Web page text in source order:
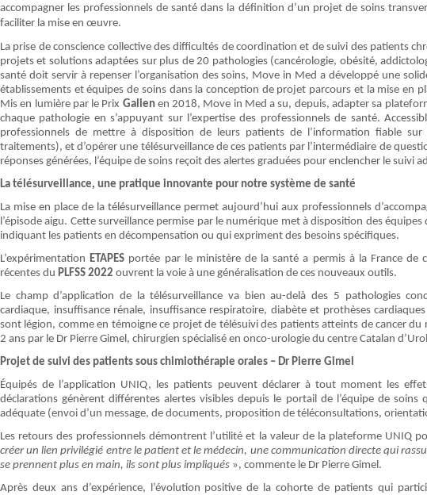
accompagner les professionnels de santé dans la définition d’un projet de soins
faciliter la mise en œuvre.
La prise de conscience collective des difficultés de coordination et de suivi des patients
projets et solutions adaptées sur plus de 20 pathologies (cancérologie, obésité,
santé doit servir à repenser l’organisation des soins, Move in Med a développé une
établissements et équipes de soins dans la conception de projet parcours et la mise en
Mis en lumière par le Prix Galien en 2018, Move in Med a su, depuis, adapter sa
chaque pathologie en s’appuyant sur l’expertise des professionnels de santé.
professionnels de mettre à disposition de leurs patients de l’information fiable
traitements), et d’opérer une télésurveillance de ces patients par l’intermédiaire de
réponses générées, l’équipe de soins reçoit des alertes graduées pour enclencher le suivi
La télésurveillance, une pratique innovante pour notre système de santé
La mise en place de la télésurveillance permet aujourd’hui aux professionnels
l’épisode aigu. Cette surveillance permise par le numérique met à disposition des
indiquant les patients en décompensation ou qui expriment des besoins spécifiques.
L’expérimentation ETAPES portée par le ministère de la santé a permis à la France
récentes du PLFSS 2022 ouvrent la voie à une généralisation de ces nouveaux outils.
Le champ d’application de la télésurveillance va bien au-delà des 5 pathologies
cardiaque, insuffisance rénale, insuffisance respiratoire, diabète et prothèses
sont légion, comme en témoigne ce projet de télésuivi des patients atteints de cancer
2 ans par le Dr Pierre Gimel, chirurgien spécialisé en onco-urologie du centre Catalan
Projet de suivi des patients sous chimiothérapie orales – Dr Pierre Gimel
Équipés de l’application UNIQ, les patients peuvent déclarer à tout moment les
déclarations génèrent différentes alertes visibles depuis le portail de l’équipe de
adéquate (envoi d’un message, de documents, proposition de téléconsultations,
Les retours des professionnels démontrent l’utilité et la valeur de la plateforme UNIQ
créer un lien privilégié entre le patient et le médecin, une communication directe qui
se prennent plus en main, ils sont plus impliqués », commente le Dr Pierre Gimel.
Après deux ans d’expérience, l’évolution positive de la cohorte de patients qui